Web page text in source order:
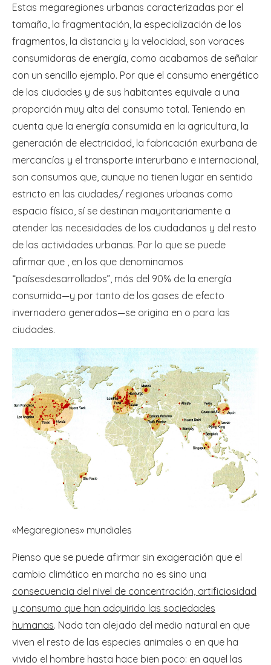
Estas megaregiones urbanas caracterizadas por el
tamaño, la fragmentación, la especialización de los
fragmentos, la distancia y la velocidad, son voraces
consumidoras de energía, como acabamos de señalar
con un sencillo ejemplo. Por que el consumo energético
de las ciudades y de sus habitantes equivale a una
proporción muy alta del consumo total. Teniendo en
cuenta que la energía consumida en la agricultura, la
generación de electricidad, la fabricación exurbana de
mercancías y el transporte interurbano e internacional,
son consumos que, aunque no tienen lugar en sentido
estricto en las ciudades/ regiones urbanas como
espacio físico, sí se destinan mayoritariamente a
atender las necesidades de los ciudadanos y del resto
de las actividades urbanas. Por lo que se puede
afirmar que , en los que denominamos
“paísesdesarrollados”, más del 90% de la energía
consumida—y por tanto de los gases de efecto
invernadero generados—se origina en o para las
ciudades.
«Megaregiones» mundiales
Pienso que se puede afirmar sin exageración que el
cambio climático en marcha no es sino una
consecuencia del nivel de concentración, artificiosidad
y consumo que han adquirido las sociedades
humanas. Nada tan alejado del medio natural en que
viven el resto de las especies animales o en que ha
vivido el hombre hasta hace bien poco: en aquel las